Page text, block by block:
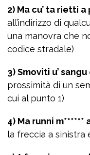
2) Ma cu’ ta rietti
all’indirizzo di
una manovra che
codice stradale)
3) Smoviti u’ sangu
prossimità di un
cui al punto 1)
4) Ma runni m******
la freccia a sinistra